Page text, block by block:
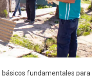
básicos fundamentales para